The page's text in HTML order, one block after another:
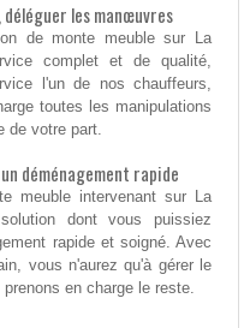
les manœuvres
de monte meuble sur La
complet et de qualité,
l'un de nos chauffeurs,
toutes les manipulations
de votre part.
déménagement rapide
meuble intervenant sur La
dont vous puissiez
rapide et soigné. Avec
vous n'aurez qu'à gérer le
en charge le reste.